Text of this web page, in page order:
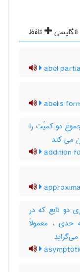
انگلیسی
تلفظ
abel
abel's
دو کمیّت را
می کند
addition
دو تابع که در
حدی ، معمولاً